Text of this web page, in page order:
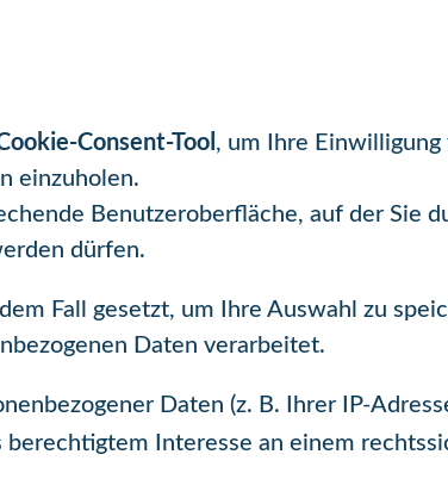
Consent-Tool, um Ihre
einzuholen.
Benutzeroberfläche, auf der Sie
dürfen.
Fall gesetzt, um Ihre Auswahl zu
Daten verarbeitet.
Daten (z. B. Ihrer IP-
berechtigtem Interesse an einem